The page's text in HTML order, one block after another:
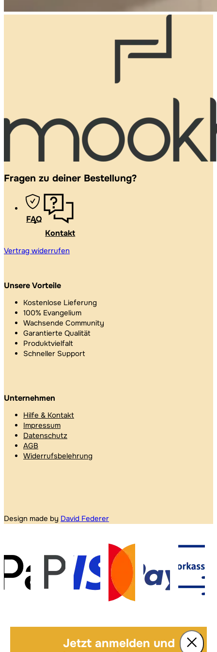
Fragen zu deiner Bestellung?
FAQ
Kontakt
Vertrag widerrufen
Unsere Vorteile
Kostenlose Lieferung
100% Evangelium
Wachsende Community
Garantierte Qualität
Produktvielfalt
Schneller Support
Unternehmen
Hilfe & Kontakt
Impressum
Datenschutz
AGB
Widerrufsbelehrung
Design made by David Federer
Jetzt anmelden und